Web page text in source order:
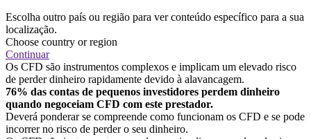
Escolha outro país ou região para ver conteúdo específico para a sua
localização.
Choose country or region
Continuar
Os CFD são instrumentos complexos e implicam um elevado risco
de perder dinheiro rapidamente devido à alavancagem.
76% das contas de pequenos investidores perdem dinheiro
quando negoceiam CFD com este prestador.
Deverá ponderar se compreende como funcionam os CFD e se pode
incorrer no risco de perder o seu dinheiro.